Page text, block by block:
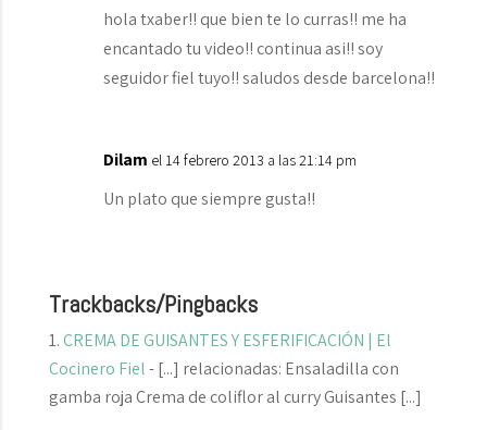
hola txaber!! que bien te lo curras!! me ha
encantado tu video!! continua asi!! soy
seguidor fiel tuyo!! saludos desde barcelona!!
Dilam el 14 febrero 2013 a las 21:14 pm
Un plato que siempre gusta!!
Trackbacks/Pingbacks
CREMA DE GUISANTES Y ESFERIFICACIÓN | El
Cocinero Fiel- [...] relacionadas: Ensaladilla con
gamba roja Crema de coliflor al curry Guisantes [...]